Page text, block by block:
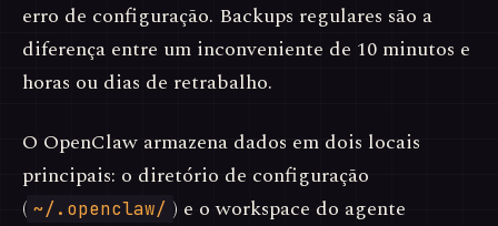
erro de configuração. Backups regulares são a
diferença entre um inconveniente de 10 minutos e
horas ou dias de retrabalho.
O OpenClaw armazena dados em dois locais
principais: o diretório de configuração
( ~/.openclaw/ ) e o workspace do agente